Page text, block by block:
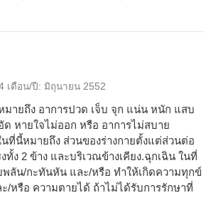
เดือน/ปี: มิถุนายน 2552
มายถึง อาการปวด เจ็บ จุก แน่น หนัก แสบ
ด หายใจไม่ออก หรือ อาการไม่สบาย
นที่นี้หมายถึง ส่วนของร่างกายตั้งแต่ส่วนต่อ
ทั้ง 2 ข้าง และบริเวณข้างเคียง.ฉุกเฉิน ในที่
พลัน/กะทันหัน และ/หรือ ทำให้เกิดความทุกข์
/หรือ ความตายได้ ถ้าไม่ได้รับการรักษาที่